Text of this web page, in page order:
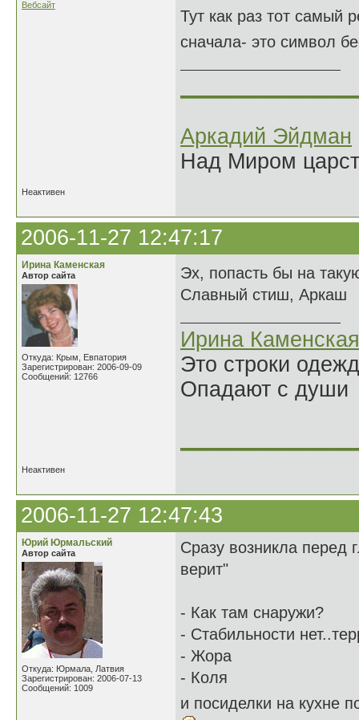
Вебсайт
Тут как раз тот самый
сначала- это символ
Аркадий Эйдман
Над Миром
Неактивен
2006-11-27 12:47:17
Ирина Каменская
Автор сайта
Откуда: Крым, Евпатория
Зарегистрирован: 2006-09-09
Сообщений: 12766
Эх, попасть бы на
Славный стиш, Аркаш
Ирина Каменская
Это строки
Опадают с души
Неактивен
2006-11-27 12:47:43
Юрий Юрмальский
Автор сайта
Откуда: Юрмала, Латвия
Зарегистрирован: 2006-07-13
Сообщений: 1009
Сразу возникла перед
верит"
- Как там снаружи?
- Стабильности
- Жора
- Коля
и посиделки на кухне